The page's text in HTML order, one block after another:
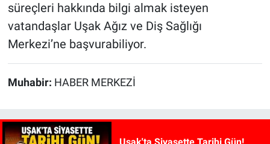
süreçleri hakkında bilgi almak isteyen
vatandaşlar Uşak Ağız ve Diş Sağlığı
Merkezi’ne başvurabiliyor.
Muhabir: HABER MERKEZİ